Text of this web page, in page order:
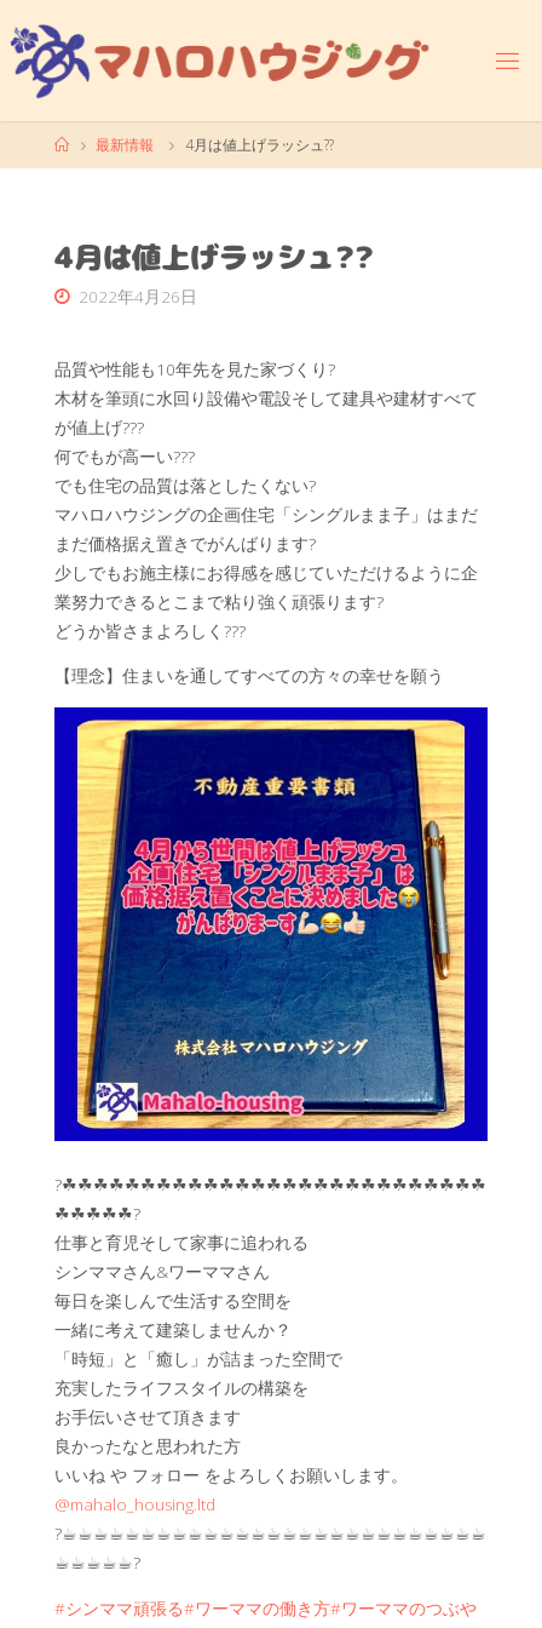
ン
テ
ホ
ー
最新情報 4月は値上げラッシュ??
4月は値上げラッシュ??
2022年4月26日
品質や性能も10年先を見た家づくり?
木材を筆頭に水回り設備や電設そして建具や建材すべて
が値上げ???
何でもが高ーい???
でも住宅の品質は落としたくない?
マハロハウジングの企画住宅「シングルまま子」はまだ
まだ価格据え置きでがんばります?
少しでもお施主様にお得感を感じていただけるように企
業努力できるとこまで粘り強く頑張ります?
どうか皆さまよろしく???
【理念】住まいを通してすべての方々の幸せを願う
?☘︎☘︎☘︎☘︎☘︎☘︎☘︎☘︎☘︎☘︎☘︎☘︎☘︎☘︎☘︎☘︎☘︎☘︎☘︎☘︎☘︎☘︎☘︎☘︎☘︎☘︎☘︎
☘︎☘︎☘︎☘︎☘︎?
仕事と育児そして家事に追われる
シンママさん&ワーママさん
毎日を楽しんで生活する空間を
一緒に考えて建築しませんか？
「時短」と「癒し」が詰まった空間で
充実したライフスタイルの構築を
お手伝いさせて頂きます
良かったなと思われた方
いいね や フォロー をよろしくお願いします。
@mahalo_housing.ltd
?☕︎☕︎☕︎☕︎☕︎☕︎☕︎☕︎☕︎☕︎☕︎☕︎☕︎☕︎☕︎☕︎☕︎☕︎☕︎☕︎☕︎☕︎☕︎☕︎☕︎☕︎☕︎
☕︎☕︎☕︎☕︎☕︎?
#シンママ頑張る#ワーママの働き方#ワーママのつぶや